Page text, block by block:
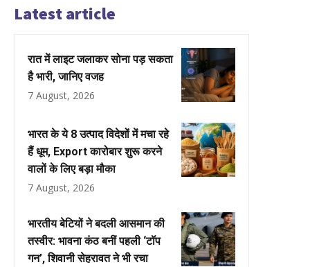
Latest article
रात में लाइट जलाकर सोना पड़ सकता
है भारी, जानिए वजह
7 August, 2026
भारत के ये 8 उत्पाद विदेशों में मचा रहे
हैं धूम, Export कारोबार शुरू करने
वालों के लिए बड़ा मौका
7 August, 2026
भारतीय बेटियों ने बदली आसमान की
तस्वीर: भावना कंठ बनीं पहली ‘टॉप
गन’, शिवानी सेहरावत ने भी रचा